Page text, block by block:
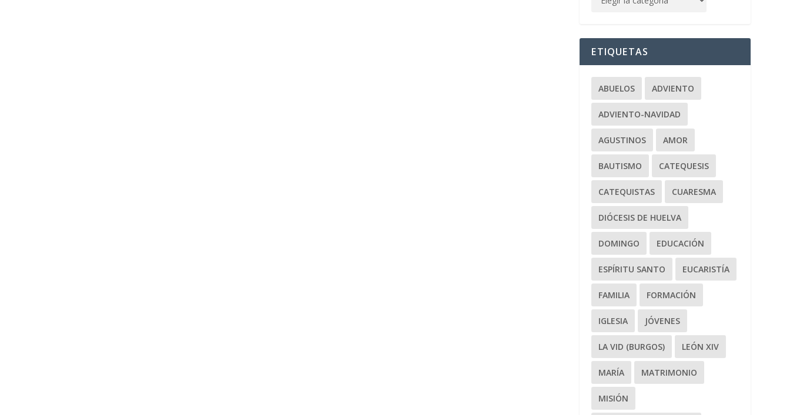
ETIQUETAS
ABUELOS ADVIENTO
ADVIENTO-NAVIDAD
AGUSTINOS AMOR
BAUTISMO CATEQUESIS
CATEQUISTAS CUARESMA
DIÓCESIS DE HUELVA
DOMINGO EDUCACIÓN
ESPÍRITU SANTO EUCARISTÍA
FAMILIA FORMACIÓN
IGLESIA JÓVENES
LA VID (BURGOS) LEÓN XIV
MARÍA MATRIMONIO
MISIÓN